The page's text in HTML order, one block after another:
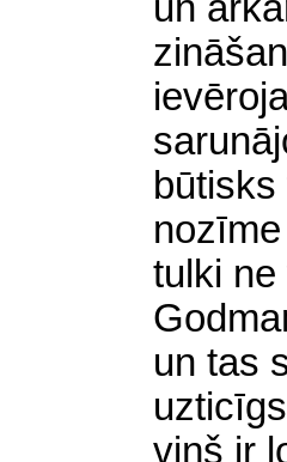
tulki
un tas
viņš ir